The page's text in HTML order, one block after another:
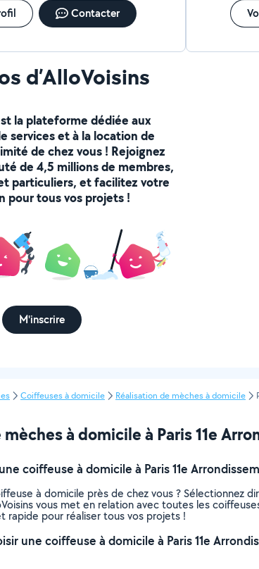
Contacter
d’AlloVoisins
la plateforme dédiée aux
services et à la location de
de chez vous ! Rejoignez
de 4,5 millions de membres,
particuliers, et facilitez votre
pour tous vos projets !
M'inscrire
Coiffeuses à domicile Réalisation de mèches à domicile
à domicile à Paris 11e
coiffeuse à domicile à Paris 11e
à domicile près de chez vous ?
vous met en relation avec toutes les
rapide pour réaliser tous vos projets !
une coiffeuse à domicile à Paris 11e